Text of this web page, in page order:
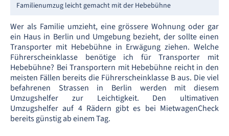
Familienumzug leicht gemacht mit der Hebebühne
Wer als Familie umzieht, eine grössere Wohnung oder gar
ein Haus in Berlin und Umgebung bezieht, der sollte einen
Transporter mit Hebebühne in Erwägung ziehen. Welche
Führerscheinklasse benötige ich für Transporter mit
Hebebühne? Bei Transportern mit Hebebühne reicht in den
meisten Fällen bereits die Führerscheinklasse B aus. Die viel
befahrenen Strassen in Berlin werden mit diesem
Umzugshelfer zur Leichtigkeit. Den ultimativen
Umzugshelfer auf 4 Rädern gibt es bei MietwagenCheck
bereits günstig ab einem Tag.